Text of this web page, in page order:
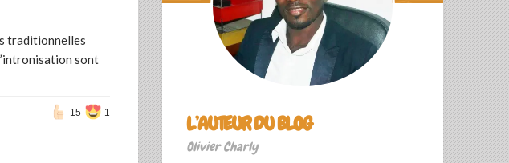
traditionnelles
sont
15 1 L’AUTEUR DU BLOG
Olivier Charly